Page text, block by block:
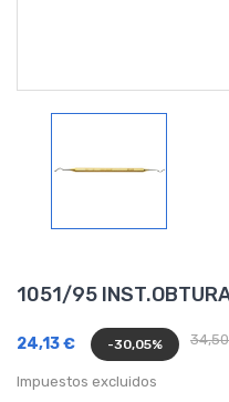
1051/95
24,13 € -30,05%
Impuestos excluidos